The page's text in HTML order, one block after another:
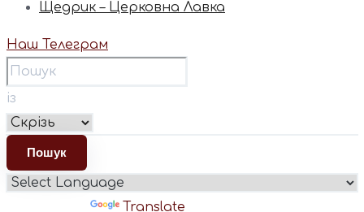
Щедрик – Церковна Лавка
Наш Телеграм
із
Translate